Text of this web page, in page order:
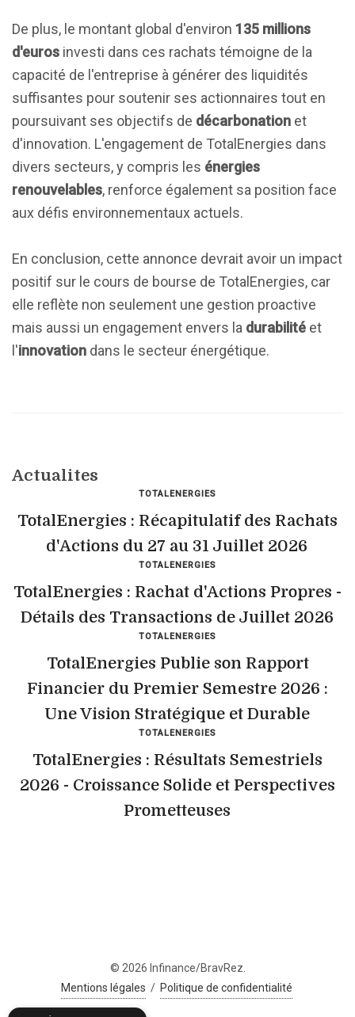
De plus, le montant global d'environ 135 millions
d'euros investi dans ces rachats témoigne de la
capacité de l'entreprise à générer des liquidités
suffisantes pour soutenir ses actionnaires tout en
poursuivant ses objectifs de décarbonation et
d'innovation. L'engagement de TotalEnergies dans
divers secteurs, y compris les énergies
renouvelables, renforce également sa position face
aux défis environnementaux actuels.
En conclusion, cette annonce devrait avoir un impact
positif sur le cours de bourse de TotalEnergies, car
elle reflète non seulement une gestion proactive
mais aussi un engagement envers la durabilité et
l'innovation dans le secteur énergétique.
Actualites
TOTALENERGIES
TotalEnergies : Récapitulatif des Rachats
d'Actions du 27 au 31 Juillet 2026
TOTALENERGIES
TotalEnergies : Rachat d'Actions Propres -
Détails des Transactions de Juillet 2026
TOTALENERGIES
TotalEnergies Publie son Rapport
Financier du Premier Semestre 2026 :
Une Vision Stratégique et Durable
TOTALENERGIES
TotalEnergies : Résultats Semestriels
2026 - Croissance Solide et Perspectives
Prometteuses
© 2026 Infinance/BravRez.
Mentions légales / Politique de confidentialité